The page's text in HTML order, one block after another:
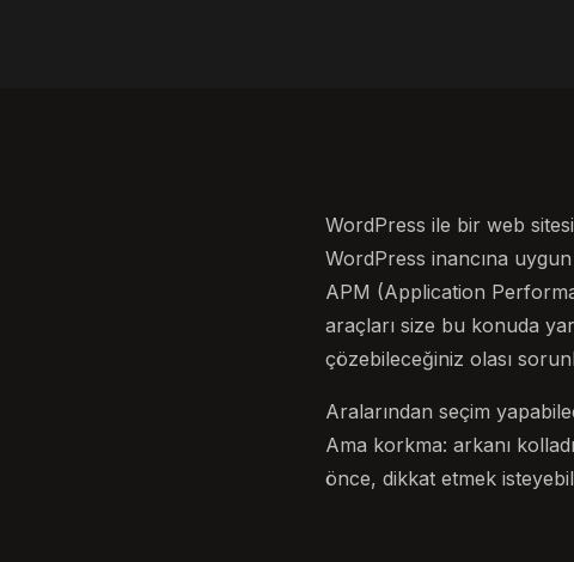
WordPress ile bir web
WordPress inancına
APM (Application
araçları size bu konuda
çözebileceğiniz olası
Aralarından seçim
Ama korkma: arkanı
önce, dikkat etmek